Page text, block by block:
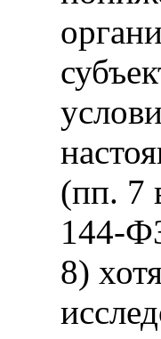
(пп. 7
144-
8)